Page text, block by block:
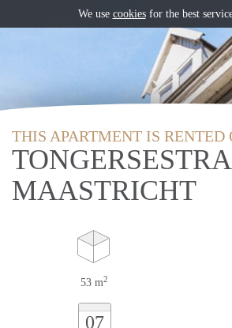
THIS APARTMENT IS RENTED
MAASTRICHT
53 m2
07
We use cookiesfor the best